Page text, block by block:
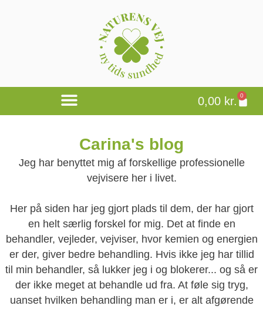
0,00 kr. 0
Carina's blog
Jeg har benyttet mig af forskellige professionelle
vejvisere her i livet.
Her på siden har jeg gjort plads til dem, der har gjort
en helt særlig forskel for mig. Det at finde en
behandler, vejleder, vejviser, hvor kemien og energien
er der, giver bedre behandling. Hvis ikke jeg har tillid
til min behandler, så lukker jeg i og blokerer... og så er
der ikke meget at behandle ud fra. At føle sig tryg,
uanset hvilken behandling man er i, er alt afgørende